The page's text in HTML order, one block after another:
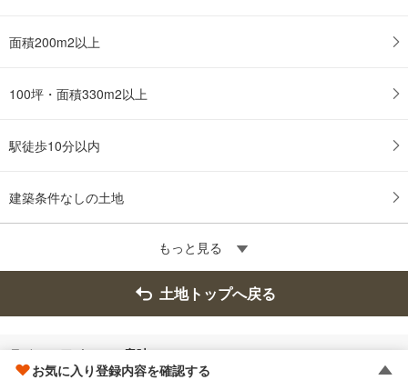
面積200m2以上
100坪・面積330m2以上
駅徒歩10分以内
建築条件なしの土地
もっと見る
土地トップへ戻る
ラベル・アイコンの意味
お気に入り登録内容を確認する